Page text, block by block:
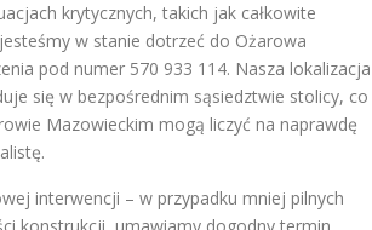
krytycznych, takich jak całkowite
w stanie dotrzeć do Ożarowa
pod numer 570 933 114. Nasza lokalizacja
się w bezpośrednim sąsiedztwie stolicy, co
Mazowieckim mogą liczyć na naprawdę
interwencji – w przypadku mniej pilnych